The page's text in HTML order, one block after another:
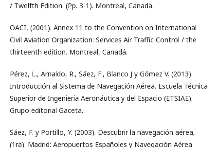
/ Twelfth Edition. (Pp. 3-1). Montreal, Canada.
OACI, (2001). Annex 11 to the Convention on International
Civil Aviation Organization: Services Air Traffic Control / the
thirteenth edition. Montreal, Canadá.
Pérez, L., Arnaldo, R., Sáez, F., Blanco J y Gómez V. (2013).
Introducción al Sistema de Navegación Aérea. Escuela Técnica
Superior de Ingeniería Aeronáutica y del Espacio (ETSIAE).
Grupo editorial Gaceta.
Sáez, F. y Portillo, Y. (2003). Descubrir la navegación aérea,
(1ra). Madrid: Aeropuertos Españoles y Navegación Aérea